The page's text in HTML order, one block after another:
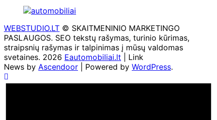
WEBSTUDIO.LT © SKAITMENINIO MARKETINGO
PASLAUGOS. SEO tekstų rašymas, turinio kūrimas,
straipsnių rašymas ir talpinimas į mūsų valdomas
svetaines. 2026 Eautomobiliai.lt | Link
News by Ascendoor | Powered by WordPress.